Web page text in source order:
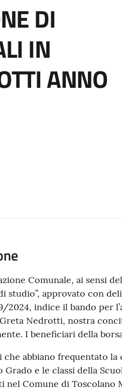
DI
IN
ANNO
Comunale, ai sensi
studio”, approvato con
2024, indice il bando per
Nedrotti, nostra
I beneficiari della
che abbiano frequentato la
Grado e le classi della
nel Comune di Toscolano